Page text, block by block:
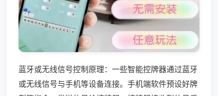
蓝牙或无线信号控制原理：一些智能控牌器通过蓝牙
或无线信号与手机等设备连接。手机端软件预设好牌